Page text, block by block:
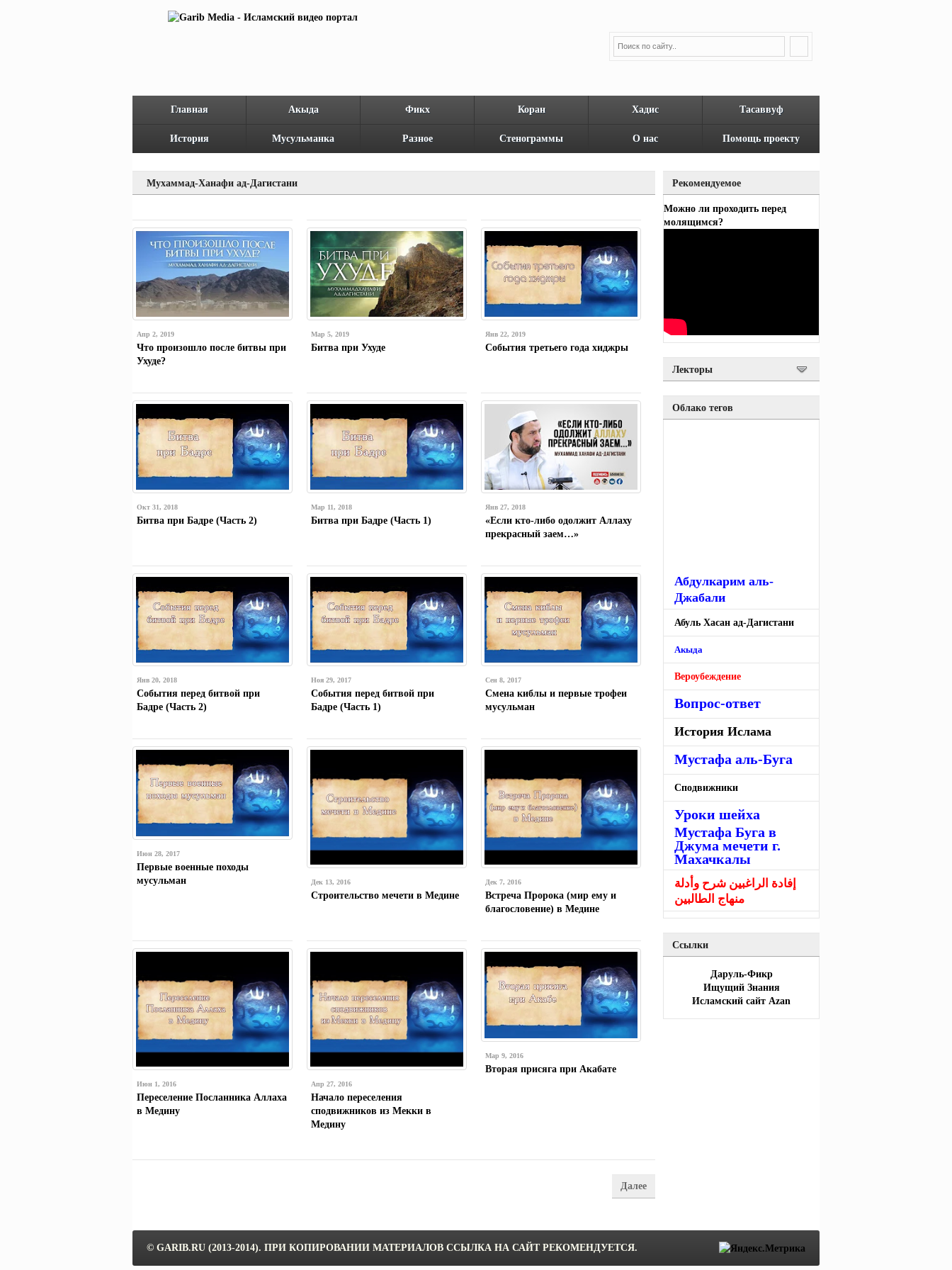
Главная Акыда Фикх Коран Хадис Тасаввуф
История Мусульманка Разное Стенограммы О нас Помощь проекту
Мухаммад-Ханафи ад-Дагистани
Апр 2, 2019
Что произошло после битвы при
Ухуде?
Мар 5, 2019
Битва при Ухуде
Янв 22, 2019
События третьего года хиджры
Окт 31, 2018
Битва при Бадре (Часть 2)
Мар 11, 2018
Битва при Бадре (Часть 1)
Янв 27, 2018
«Если кто-либо одолжит Аллаху
прекрасный заем…»
Янв 20, 2018
События перед битвой при
Бадре (Часть 2)
Ноя 29, 2017
События перед битвой при
Бадре (Часть 1)
Сен 8, 2017
Смена киблы и первые трофеи
мусульман
Июн 28, 2017
Первые военные походы
мусульман
Дек 13, 2016
Строительство мечети в Медине
Дек 7, 2016
Встреча Пророка (мир ему и
благословение) в Медине
Июн 1, 2016
Переселение Посланника Аллаха
в Медину
Апр 27, 2016
Начало переселения
сподвижников из Мекки в
Медину
Мар 9, 2016
Вторая присяга при Акабате
Далее
Рекомендуемое
Можно ли проходить перед
молящимся?
Лекторы
Облако тегов
Абдулкарим аль-
Джабали
Абуль Хасан ад-Дагистани
Акыда
Вероубеждение
Вопрос-ответ
История Ислама
Мустафа аль-Буга
Сподвижники
Уроки шейха
Мустафа Буга в
Джума мечети г.
Махачкалы
إفادة الراغبين شرح وأدلة
منهاج الطالبين
Ссылки
Даруль-Фикр
Ищущий Знания
Исламский сайт Azan
© GARIB.RU (2013-2014). ПРИ КОПИРОВАНИИ МАТЕРИАЛОВ ССЫЛКА НА САЙТ РЕКОМЕНДУЕТСЯ.